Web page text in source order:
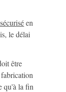
en
le délai
être
qu'à la fin